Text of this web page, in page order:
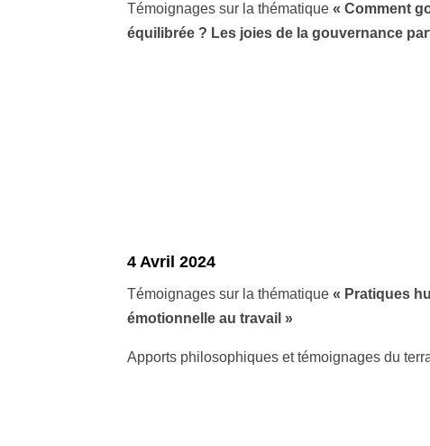
Témoignages sur la thématique « Comment
équilibrée ? Les joies de la gouvernance
4 Avril 2024
Témoignages sur la thématique « Pratiques
émotionnelle au travail »
Apports philosophiques et témoignages du